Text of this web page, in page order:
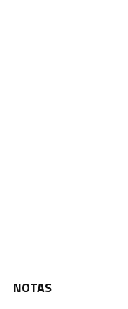
NOTAS